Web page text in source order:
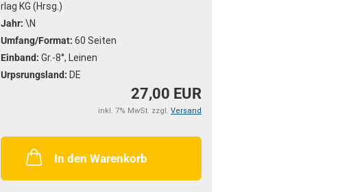
rlag KG (Hrsg.)
Jahr: \N
Umfang/Format: 60 Seiten
Einband: Gr.-8°, Leinen
Urpsrungsland: DE
27,00 EUR
inkl. 7% MwSt. zzgl. Versand
In den Warenkorb